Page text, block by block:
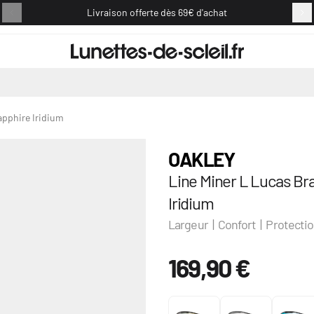
Livraison offerte dès 69€ d'achat
Iridium
OAKLEY
Line Miner L Lucas
Iridium
Largeur | Confort |
169,90 €